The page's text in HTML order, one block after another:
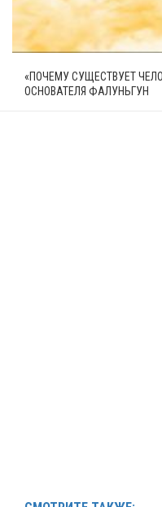
«ПОЧЕМУ СУЩЕСТВУЕТ
ОСНОВАТЕЛЯ ФАЛУНЬГУН